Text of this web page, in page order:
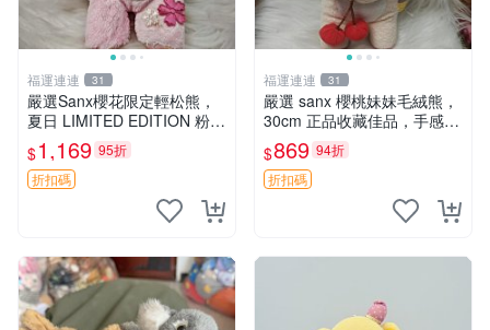
福運連連 31
嚴選Sanx櫻花限定輕松熊，
夏日 LIMITED EDITION 粉色
毛絨熊，背有拉鏈設計，肚內
填充豆袋，精致工藝呈現，狀
態如新，適合收藏與送人 櫻
$1,169 95折
折扣碼
福運連連 31
嚴選 sanx 櫻桃妹妹毛絨熊，
30cm 正品收藏佳品，手感極
軟，適合贈送與收藏 櫻桃妹
妹、sanx、毛絨熊
$869 94折
折扣碼